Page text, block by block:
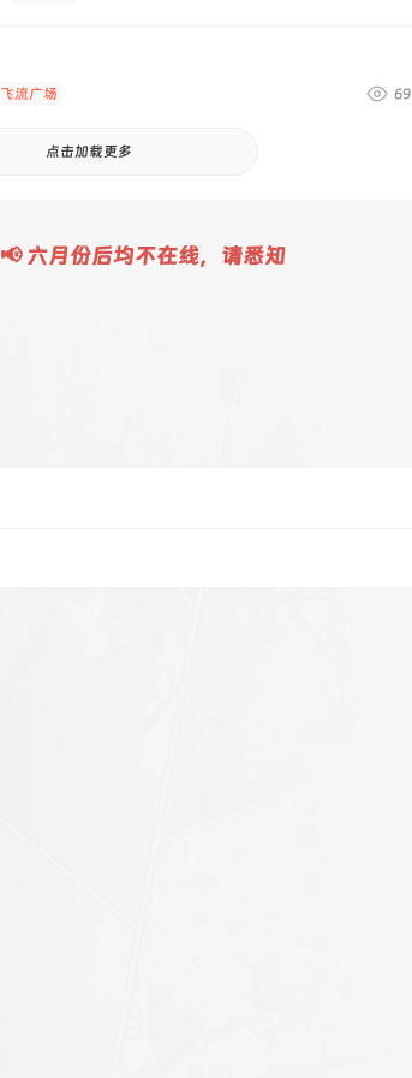
69
飞流广场
点击加载更多
📢 六月份后均不在线，请悉知